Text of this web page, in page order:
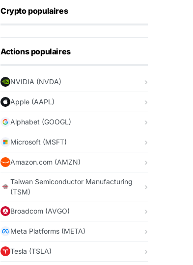
Crypto populaires
Actions populaires
NVIDIA (NVDA)
Apple (AAPL)
Alphabet (GOOGL)
Microsoft (MSFT)
Amazon.com (AMZN)
Taiwan Semiconductor Manufacturing
(TSM)
Broadcom (AVGO)
Meta Platforms (META)
Tesla (TSLA)